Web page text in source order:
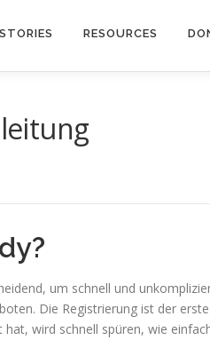
STORIES RESOURCES
um schnell und
Die Registrierung ist der
hat, wird schnell spüren, wie